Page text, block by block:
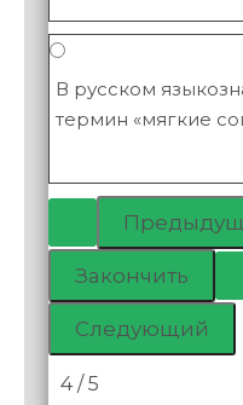
В русском
термин «мягкие
4 / 5